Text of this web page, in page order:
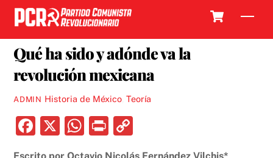
Skip
content
Qué ha sido y adónde va la
revolución mexicana
ADMIN Historia de México, Teoría
F
X
W P
Escrito por Octavio Nicolás Fernández Vilchis*